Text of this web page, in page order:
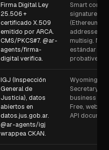
Firma Digital Ley
25.506 +
certificado X.509
emitido por ARCA.
CMS/PKCS#7. @ar-
agents/firma-
digital verifica.
Smart
signatures
(Ethereum
addresses) +
multisig. No
estándar
probative-
IGJ (Inspección
General de
Justicia), datos
abiertos en
datos.jus.gob.ar.
@ar-agents/igj
wrappea CKAN.
Wyoming
Secretary of
business
Free, web-
API